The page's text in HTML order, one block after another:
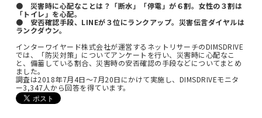
● 災害時に心配なことは？「断水」「停電」が６割。女性の３割は
「トイレ」を心配。
● 安否確認手段、LINEが３位にランクアップ。災害伝言ダイヤルは
ランクダウン。
インターワイヤード株式会社が運営するネットリサーチのDIMSDRIVE
では、「防災対策」についてアンケートを行い、災害時に心配なこ
と、備蓄している割合、災害時の安否確認の手段などについてまとめ
ました。
調査は2018年7月4日～7月20日にかけて実施し、DIMSDRIVEモニタ
ー3,347人から回答を得ています。